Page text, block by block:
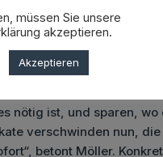
Berufsfelder hinweg.
ist unser Fundament, um
Wohle aller Bürger zu
nötig ist, und sparen, wo
verschwinden nun,
betont Möller.
müssen Sie unsere
akzeptieren.
Akzeptieren